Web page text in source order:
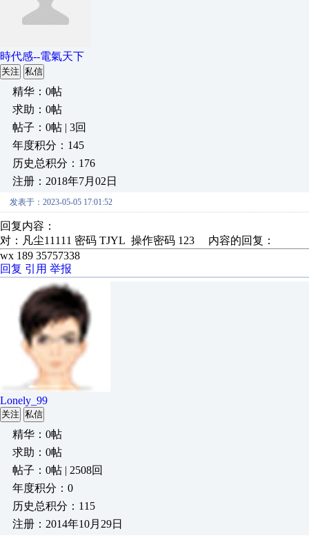
時代感--電氣天下
关注 私信
精华：0帖
求助：0帖
帖子：0帖 | 3回
年度积分：145
历史总积分：176
注册：2018年7月02日
发表于：2023-05-05 17:01:52
回复内容：
对：凡尘11111 密码 TJYL 操作密码 123 内容的回复：
wx 189 35757338
回复 引用 举报
Lonely_99
关注 私信
精华：0帖
求助：0帖
帖子：0帖 | 2508回
年度积分：0
历史总积分：115
注册：2014年10月29日